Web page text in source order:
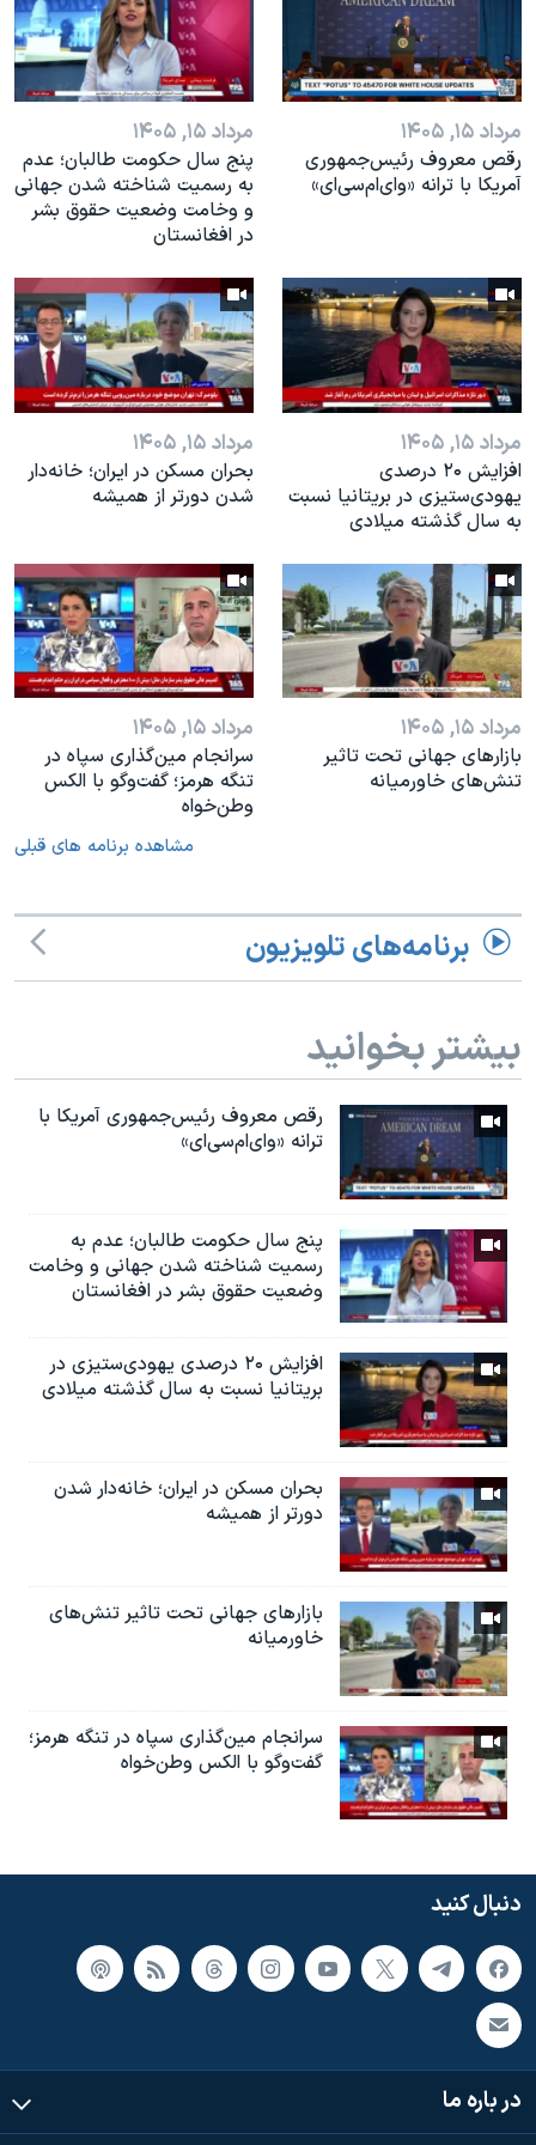
نرگس محمدی برنده جایزه نوبل صلح
همایش محافظه‌کاران آمریکا «سی‌پک»
صفحه‌های ویژه
سفر پرزیدنت ترامپ به چین
مرداد ۱۵, ۱۴۰۵
رقص معروف رئیس‌جمهوری
آمریکا با ترانه «وای‌ام‌سی‌ای»
مرداد ۱۵, ۱۴۰۵
پنج سال حکومت طالبان؛ عدم
به رسمیت شناخته شدن جهانی
و وخامت وضعیت حقوق بشر
در افغانستان
مرداد ۱۵, ۱۴۰۵
افزایش ۲۰ درصدی
یهودی‌ستیزی در بریتانیا نسبت
به سال گذشته میلادی
مرداد ۱۵, ۱۴۰۵
بحران مسکن در ایران؛ خانه‌دار
شدن دورتر از همیشه
مرداد ۱۵, ۱۴۰۵
بازارهای جهانی تحت تاثیر
تنش‌های خاورمیانه
مرداد ۱۵, ۱۴۰۵
سرانجام مین‌گذاری‌ سپاه در
تنگه هرمز؛ گفت‌وگو با الکس
وطن‌خواه
مشاهده برنامه های قبلی
برنامه‌های تلویزیون
بیشتر بخوانید
رقص معروف رئیس‌جمهوری آمریکا با
ترانه «وای‌ام‌سی‌ای»
پنج سال حکومت طالبان؛ عدم به
رسمیت شناخته شدن جهانی و وخامت
وضعیت حقوق بشر در افغانستان
افزایش ۲۰ درصدی یهودی‌ستیزی در
بریتانیا نسبت به سال گذشته میلادی
بحران مسکن در ایران؛ خانه‌دار شدن
دورتر از همیشه
بازارهای جهانی تحت تاثیر تنش‌های
خاورمیانه
سرانجام مین‌گذاری‌ سپاه در تنگه هرمز؛
گفت‌وگو با الکس وطن‌خواه
دنبال کنید
در باره ما